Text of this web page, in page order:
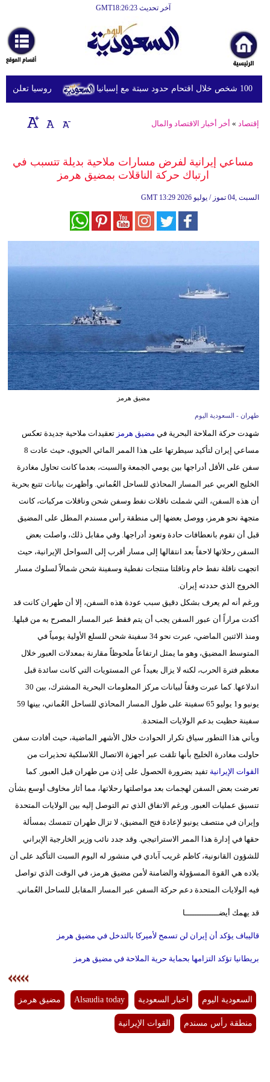
آخر تحديث GMT18:26:23
أخبارعاجلة
رياضة
ثقافة
إقتصاد
وموسيقى
وسفر
أخبار
إعلام
تعليم
علوم
وتكنولوجيا
بيئة
مدوَّنات
أبراج
فيديو
روسيا تعلن
إقتصاد » أخر أخبار الاقتصاد والمال
مساعي إيرانية لفرض مسارات ملاحية بديلة تتسبب في
ارتباك حركة الناقلات بمضيق هرمز
GMT 13:29 2026 السبت ,04 تموز / يوليو
مضيق هرمز
طهران - السعودية اليوم
شهدت حركة الملاحة البحرية في مضيق هرمز تعقيدات ملاحية جديدة تعكس
مساعي إيران لتأكيد سيطرتها على هذا الممر المائي الحيوي، حيث عادت 8
سفن على الأقل أدراجها بين يومي الجمعة والسبت، بعدما كانت تحاول مغادرة
الخليج العربي عبر المسار المحاذي للساحل العُماني. وأظهرت بيانات تتبع بحرية
أن هذه السفن، التي شملت ناقلات نفط وسفن شحن وناقلات مركبات، كانت
متجهة نحو هرمز، ووصل بعضها إلى منطقة رأس مسندم المطل على المضيق
قبل أن تقوم بانعطافات حادة وتعود أدراجها. وفي مقابل ذلك، واصلت بعض
السفن رحلاتها لاحقاً بعد انتقالها إلى مسار أقرب إلى السواحل الإيرانية، حيث
اتجهت ناقلة نفط خام وناقلتا منتجات نفطية وسفينة شحن شمالاً لسلوك مسار
الخروج الذي حددته إيران.
ورغم أنه لم يعرف بشكل دقيق سبب عودة هذه السفن، إلا أن طهران كانت قد
أكدت مراراً أن عبور السفن يجب أن يتم فقط عبر المسار المصرح به من قبلها.
ومنذ الاثنين الماضي، عبرت نحو 34 سفينة شحن للسلع الأولية يومياً في
المتوسط المضيق، وهو ما يمثل ارتفاعاً ملحوظاً مقارنة بمعدلات العبور خلال
معظم فترة الحرب، لكنه لا يزال بعيداً عن المستويات التي كانت سائدة قبل
اندلاعها. كما عبرت وفقاً لبيانات مركز المعلومات البحرية المشترك، بين 30
يونيو و1 يوليو 65 سفينة على طول المسار المحاذي للساحل العُماني، بينها 59
سفينة حظيت بدعم الولايات المتحدة.
ويأتي هذا التطور سياق تكرار الحوادث خلال الأشهر الماضية، حيث أفادت سفن
حاولت مغادرة الخليج بأنها تلقت عبر أجهزة الاتصال اللاسلكية تحذيرات من
القوات الإيرانية تفيد بضرورة الحصول على إذن من طهران قبل العبور. كما
تعرضت بعض السفن لهجمات بعد مواصلتها رحلاتها، مما أثار مخاوف أوسع بشأن
تنسيق عمليات العبور. ورغم الاتفاق الذي تم التوصل إليه بين الولايات المتحدة
وإيران في منتصف يونيو لإعادة فتح المضيق، لا تزال طهران تتمسك بمسألة
حقها في إدارة هذا الممر الاستراتيجي. وقد جدد نائب وزير الخارجية الإيراني
للشؤون القانونية، كاظم غريب آبادي في منشور له اليوم السبت التأكيد على أن
بلاده هي القوة المسؤولة والضامنة لأمن مضيق هرمز، في الوقت الذي تواصل
فيه الولايات المتحدة دعم حركة السفن عبر المسار المقابل للساحل العُماني.
قد يهمك أيضــــــــــــــا
قاليباف يؤكد أن إيران لن تسمح لأميركا بالتدخل في مضيق هرمز
بريطانيا تؤكد التزامها بحماية حرية الملاحة في مضيق هرمز
السعودية اليوم اخبار السعودية Alsaudia today مضيق هرمز
منطقة رأس مسندم القوات الإيرانية